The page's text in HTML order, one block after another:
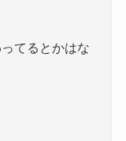
てるとかはな